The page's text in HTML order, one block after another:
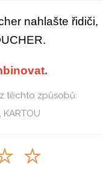
nahlašte řidiči,
těchto způsobů:
KARTOU
⭐